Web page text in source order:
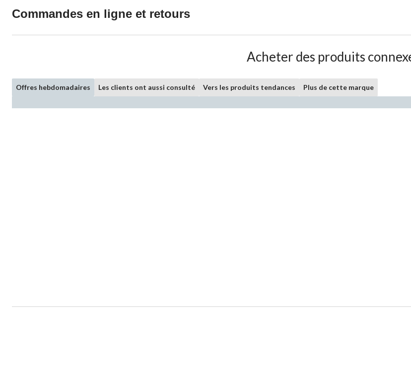
Commandes en ligne et retours
Acheter des produits
Offres hebdomadaires Les clients ont aussi consulté Vers les produits tendances Plus de cette marque